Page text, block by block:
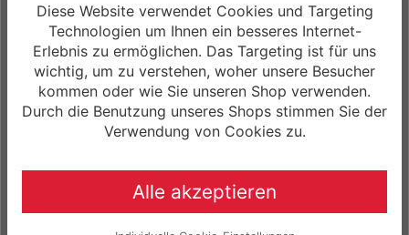
Unser Angebot für Sie!- Das
ACADEMY
Grade 3 Belt sowie weitere Fahrräder, Biketeile
und Zubehör, können Sie bei uns im Shop
(www.rockmachine-germany.de) zu einem
Zinssatz von 0.0% finanzieren.
Folgende Links könnten Sie auch interessieren:
Alle Fahrräder werden durch
Diese Website verwendet Cookies und Targeting
Technologien um Ihnen ein besseres Internet-
Erlebnis zu ermöglichen. Das Targeting ist für uns
wichtig, um zu verstehen, woher unsere Besucher
kommen oder wie Sie unseren Shop verwenden.
Durch die Benutzung unseres Shops stimmen Sie der
Verwendung von Cookies zu.
Alle akzeptieren